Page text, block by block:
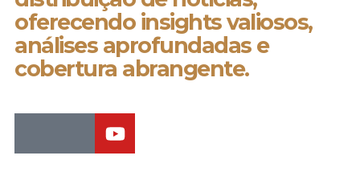
oferecendo insights valiosos,
análises aprofundadas e
cobertura abrangente.